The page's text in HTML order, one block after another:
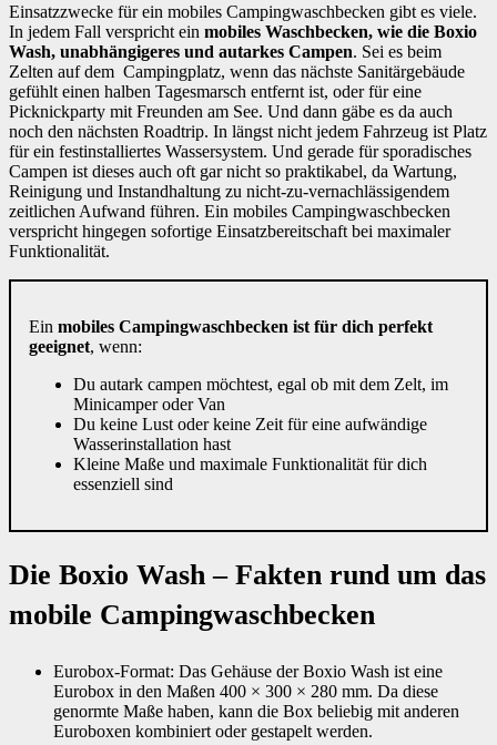
Einsatzzwecke für ein mobiles Campingwaschbecken gibt es viele.
In jedem Fall verspricht ein mobiles Waschbecken, wie die Boxio
Wash, unabhängigeres und autarkes Campen. Sei es beim
Zelten auf dem Campingplatz, wenn das nächste Sanitärgebäude
gefühlt einen halben Tagesmarsch entfernt ist, oder für eine
Picknickparty mit Freunden am See. Und dann gäbe es da auch
noch den nächsten Roadtrip. In längst nicht jedem Fahrzeug ist Platz
für ein festinstalliertes Wassersystem. Und gerade für sporadisches
Campen ist dieses auch oft gar nicht so praktikabel, da Wartung,
Reinigung und Instandhaltung zu nicht-zu-vernachlässigendem
zeitlichen Aufwand führen. Ein mobiles Campingwaschbecken
verspricht hingegen sofortige Einsatzbereitschaft bei maximaler
Funktionalität.
Ein mobiles Campingwaschbecken ist für dich perfekt
geeignet, wenn:
Du autark campen möchtest, egal ob mit dem Zelt, im
Minicamper oder Van
Du keine Lust oder keine Zeit für eine aufwändige
Wasserinstallation hast
Kleine Maße und maximale Funktionalität für dich
essenziell sind
Die Boxio Wash – Fakten rund um das
mobile Campingwaschbecken
Eurobox-Format: Das Gehäuse der Boxio Wash ist eine
Eurobox in den Maßen 400 × 300 × 280 mm. Da diese
genormte Maße haben, kann die Box beliebig mit anderen
Euroboxen kombiniert oder gestapelt werden.